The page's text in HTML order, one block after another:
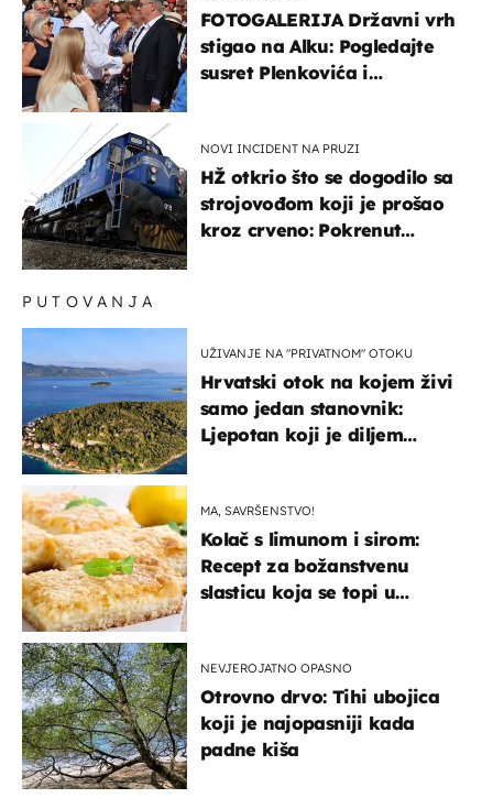
FOTOGALERIJA Državni vrh
stigao na Alku: Pogledajte
susret Plenkovića i
NOVI INCIDENT NA PRUZI
HŽ otkrio što se dogodilo sa
strojovođom koji je prošao
kroz crveno: Pokrenut
PUTOVANJA
UŽIVANJE NA "PRIVATNOM" OTOKU
Hrvatski otok na kojem živi
samo jedan stanovnik:
Ljepotan koji je diljem
MA, SAVRŠENSTVO!
Kolač s limunom i sirom:
Recept za božanstvenu
slasticu koja se topi u
NEVJEROJATNO OPASNO
Otrovno drvo: Tihi ubojica
koji je najopasniji kada
padne kiša